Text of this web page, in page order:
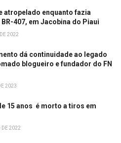
atropelado enquanto fazia
407, em Jacobina do Piaui
2022
dá continuidade ao legado
blogueiro e fundador do FN
2023
15 anos é morto a tiros em
DE 2022